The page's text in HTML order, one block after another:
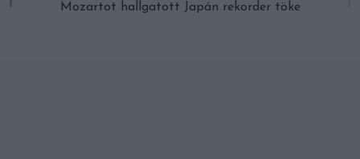
Mozartot hallgatott Japán rekorder töke